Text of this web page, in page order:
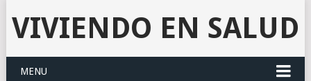
VIVIENDO EN SALUD
MENU